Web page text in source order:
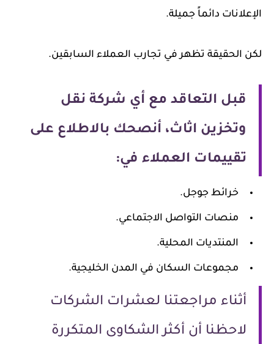
الإعلانات دائماً جميلة.
لكن الحقيقة تظهر في تجارب العملاء السابقين.
قبل التعاقد مع أي شركة نقل
وتخزين اثاث، أنصحك بالاطلاع على
تقييمات العملاء في:
خرائط جوجل.
منصات التواصل الاجتماعي.
المنتديات المحلية.
مجموعات السكان في المدن الخليجية.
أثناء مراجعتنا لعشرات الشركات
لاحظنا أن أكثر الشكاوى المتكررة